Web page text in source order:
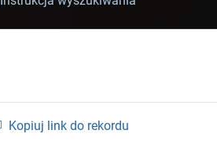
Kopiuj link do rekordu